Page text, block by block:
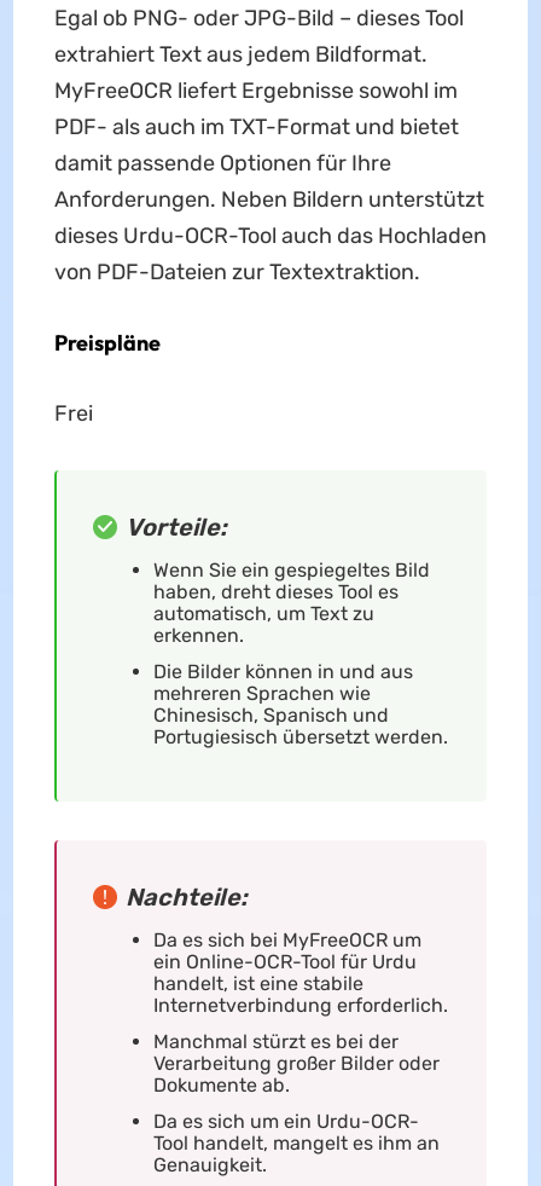
Egal ob PNG- oder JPG-Bild – dieses Tool
extrahiert Text aus jedem Bildformat.
MyFreeOCR liefert Ergebnisse sowohl im
PDF- als auch im TXT-Format und bietet
damit passende Optionen für Ihre
Anforderungen. Neben Bildern unterstützt
dieses Urdu-OCR-Tool auch das Hochladen
von PDF-Dateien zur Textextraktion.
Preispläne
Frei
Vorteile:
Wenn Sie ein gespiegeltes Bild
haben, dreht dieses Tool es
automatisch, um Text zu
erkennen.
Die Bilder können in und aus
mehreren Sprachen wie
Chinesisch, Spanisch und
Portugiesisch übersetzt werden.
Nachteile:
Da es sich bei MyFreeOCR um
ein Online-OCR-Tool für Urdu
handelt, ist eine stabile
Internetverbindung erforderlich.
Manchmal stürzt es bei der
Verarbeitung großer Bilder oder
Dokumente ab.
Da es sich um ein Urdu-OCR-
Tool handelt, mangelt es ihm an
Genauigkeit.